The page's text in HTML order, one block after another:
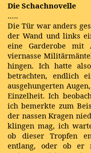
Die Schachnovelle
…..
Die Tür war anders
der Wand und links
eine Garderobe mit
viernasse
hingen. Ich hatte
betrachten, endlich
ausgehungerten
Einzelheit. Ich
ich bemerkte zum
der nassen Kragen
klingen mag, ich
ob dieser Tropfen
entlang, oder ob er